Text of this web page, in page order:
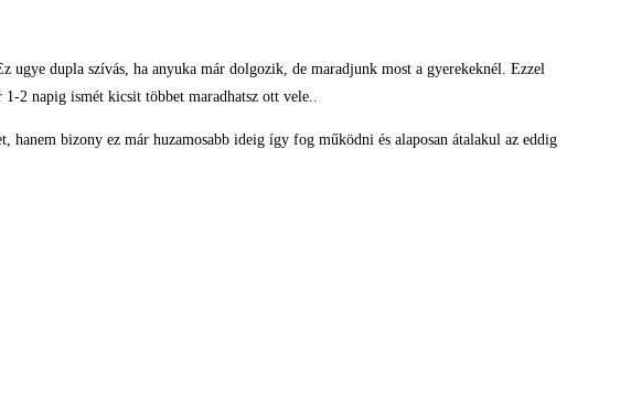
dupla szívás, ha anyuka már dolgozik, de maradjunk most a gyerekeknél. Ezzel
1-2 napig ismét kicsit többet maradhatsz ott vele..
hanem bizony ez már huzamosabb ideig így fog működni és alaposan átalakul az eddig